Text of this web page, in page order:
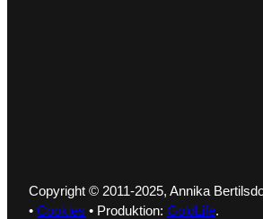
Copyright © 2011-2025, Annika
• Cookies • Produktion: GoldLife.